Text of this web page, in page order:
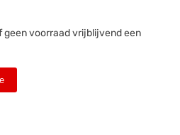
geen voorraad vrijblijvend een